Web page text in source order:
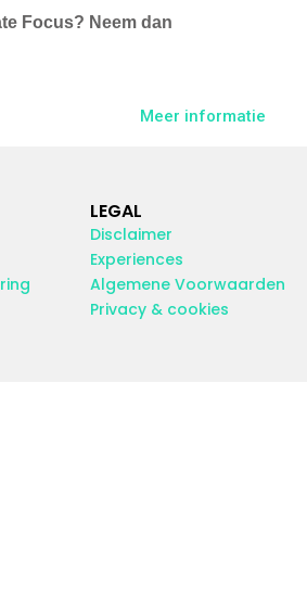
Focus? Neem dan
Meer informatie
LEGAL
Disclaimer
Experiences
Algemene Voorwaarden
Privacy & cookies